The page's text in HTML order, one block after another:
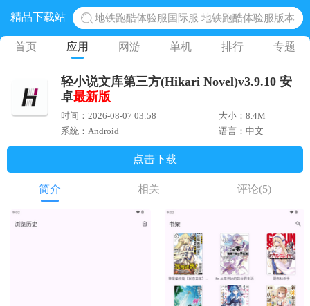
精品下载站
地铁跑酷体验服国际服 地铁跑酷体验服版本
网易光遇手游正版 点亮星空共庆周年
蛋仔派对下载 蛋仔派对体验服
奥特曼王者传奇 正版奥特曼游戏
首页 应用 网游 单机 排行 专题
轻小说文库第三方(Hikari Novel)v3.9.10 安
卓最新版
时间：2026-08-07 03:58
大小：8.4M
系统：Android
语言：中文
点击下载
简介 相关 评论(5)